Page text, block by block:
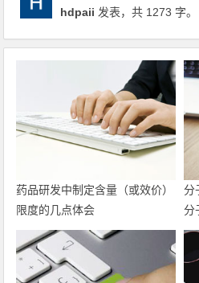
hdpaii 发表，共 1273 字。
药品研发中制定含量（或效价）
限度的几点体会
分
分